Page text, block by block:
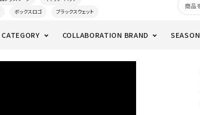
ボックスロゴ ブラックスウェット
CATEGORY COLLABORATION BRAND SEASON